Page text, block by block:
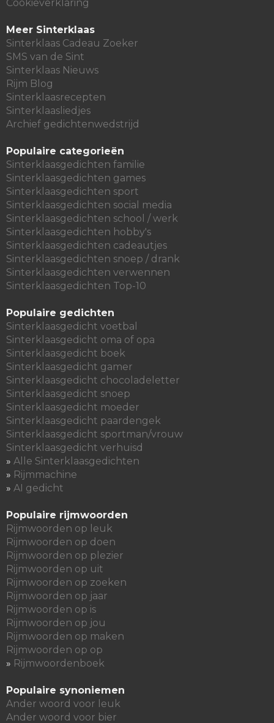
Cookieverklaring
Meer Sinterklaas
Sinterklaas Cadeau Zoeker
SMS van de Sint
Sinterklaas Nieuws
Rijm Blog
Sinterklaasrecepten
Sinterklaasliedjes
Archief gedichtenwedstrijd
Populaire categorieën
Sinterklaasgedichten familie
Sinterklaasgedichten games
Sinterklaasgedichten sport
Sinterklaasgedichten social media
Sinterklaasgedichten school / werk
Sinterklaasgedichten hobby's
Sinterklaasgedichten cadeautjes
Sinterklaasgedichten snoep / drank
Sinterklaasgedichten verwennen
Sinterklaasgedichten Top-10
Populaire gedichten
Sinterklaasgedicht voetbal
Sinterklaasgedicht oma of opa
Sinterklaasgedicht boek
Sinterklaasgedicht gamer
Sinterklaasgedicht chocoladeletter
Sinterklaasgedicht snoep
Sinterklaasgedicht moeder
Sinterklaasgedicht paardengek
Sinterklaasgedicht sportman/vrouw
Sinterklaasgedicht verhuisd
» Alle Sinterklaasgedichten
» Rijmmachine
» AI gedicht
Populaire rijmwoorden
Rijmwoorden op leuk
Rijmwoorden op doen
Rijmwoorden op plezier
Rijmwoorden op uit
Rijmwoorden op zoeken
Rijmwoorden op jaar
Rijmwoorden op is
Rijmwoorden op jou
Rijmwoorden op maken
Rijmwoorden op op
» Rijmwoordenboek
Populaire synoniemen
Ander woord voor leuk
Ander woord voor bier